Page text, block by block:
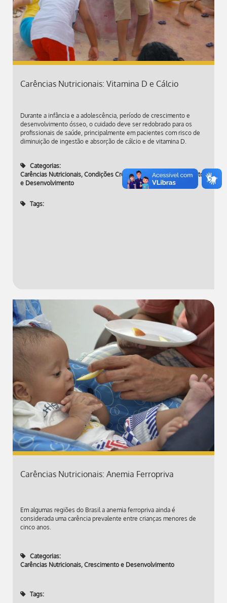
Carências Nutricionais: Vitamina D e Cálcio
Durante a infância e a adolescência, período de crescimento e
desenvolvimento ósseo, o cuidado deve ser redobrado para os
profissionais de saúde, principalmente em pacientes com risco de
diminuição de ingestão e absorção de cálcio e de vitamina D.
Categorias:
Carências Nutricionais, Condições Crônicas de Saúde,Crescimento
e Desenvolvimento
Tags:
Carências Nutricionais: Anemia Ferropriva
Em algumas regiões do Brasil a anemia ferropriva ainda é
considerada uma carência prevalente entre crianças menores de
cinco anos.
Categorias:
Carências Nutricionais, Crescimento e Desenvolvimento
Tags: